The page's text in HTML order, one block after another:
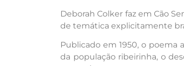
Deborah Colker faz em Cão
de temática explicitamente
Publicado em 1950, o poema
da população ribeirinha, o